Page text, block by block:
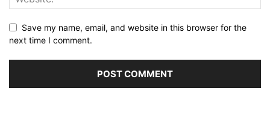
Save my name, email, and website in this browser for the
next time I comment.